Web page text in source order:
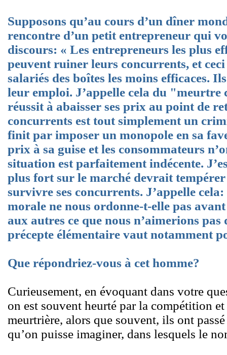
Supposons qu’au cours d’un dîner
rencontre d’un petit entrepreneur qui
discours: « Les entrepreneurs les plus
peuvent ruiner leurs concurrents, et
salariés des boîtes les moins efficaces.
leur emploi. J’appelle cela du
réussit à abaisser ses prix au point de
concurrents est tout simplement un
finit par imposer un monopole en sa
prix à sa guise et les consommateurs
situation est parfaitement indécente.
plus fort sur le marché devrait tempérer
survivre ses concurrents. J’appelle
morale ne nous ordonne-t-elle pas
aux autres ce que nous n’aimerions pas
précepte élémentaire vaut notamment
Que répondriez-vous à cet homme?
Curieusement, en évoquant dans votre
on est souvent heurté par la compétition
meurtrière, alors que souvent, ils ont
qu’on puisse imaginer, dans lesquels le